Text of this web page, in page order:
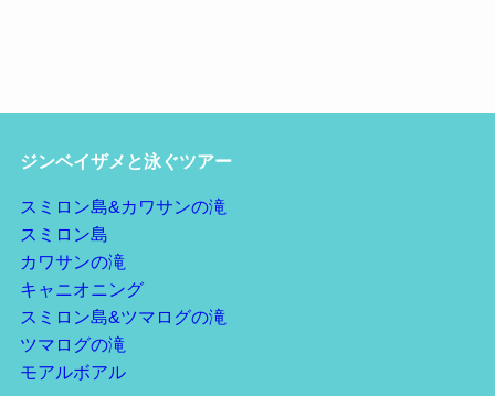
ジンベイザメと泳ぐツアー
スミロン島&カワサンの滝
スミロン島
カワサンの滝
キャニオニング
スミロン島&ツマログの滝
ツマログの滝
モアルボアル